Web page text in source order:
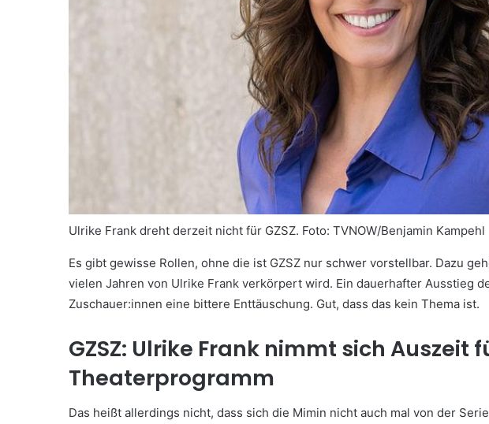
Ulrike Frank dreht derzeit nicht für GZSZ. Foto: TVNOW/Benjamin Kampehl
Es gibt gewisse Rollen, ohne die ist GZSZ nur schwer vorstellbar. Dazu
vielen Jahren von Ulrike Frank verkörpert wird. Ein dauerhafter Ausstieg
Zuschauer:innen eine bittere Enttäuschung. Gut, dass das kein Thema ist.
GZSZ: Ulrike Frank nimmt sich Auszeit
Theaterprogramm
Das heißt allerdings nicht, dass sich die Mimin nicht auch mal von der